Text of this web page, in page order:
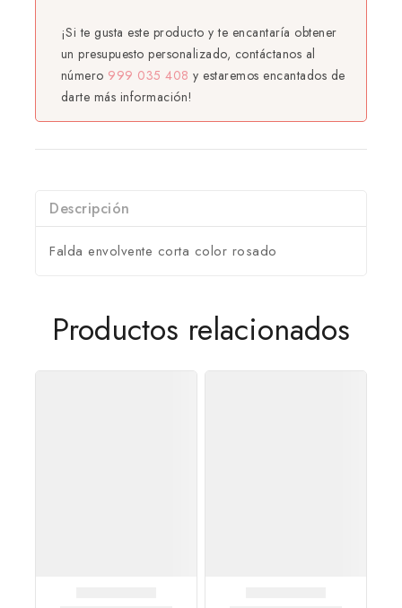
¡Si te gusta este producto y te encantaría obtener
un presupuesto personalizado, contáctanos al
número 999 035 408 y estaremos encantados de
darte más información!
Descripción
Falda envolvente corta color rosado
Productos relacionados